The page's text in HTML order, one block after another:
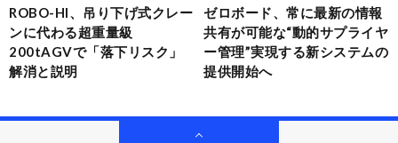
ROBO-HI、吊り下げ式クレー
ンに代わる超重量級
200tAGVで「落下リスク」
解消と説明
ゼロボード、常に最新の情報
共有が可能な“動的サプライヤ
ー管理”実現する新システムの
提供開始へ